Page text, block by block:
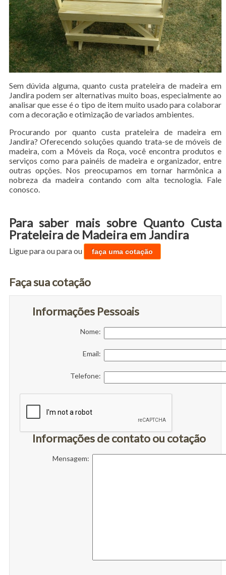
Sem dúvida alguma, quanto custa prateleira de madeira em
Jandira podem ser alternativas muito boas, especialmente ao
analisar que esse é o tipo de item muito usado para colaborar
com a decoração e otimização de variados ambientes.
Procurando por quanto custa prateleira de madeira em
Jandira? Oferecendo soluções quando trata-se de móveis de
madeira, com a Móveis da Roça, você encontra produtos e
serviços como para painéis de madeira e organizador, entre
outras opções. Nos preocupamos em tornar harmônica a
nobreza da madeira contando com alta tecnologia. Fale
conosco.
Para saber mais sobre Quanto Custa
Prateleira de Madeira em Jandira
Ligue paraou paraou faça uma cotação
Faça sua cotação
Informações Pessoais
Nome:
Email:
Telefone:
Informações de contato ou cotação
Mensagem: